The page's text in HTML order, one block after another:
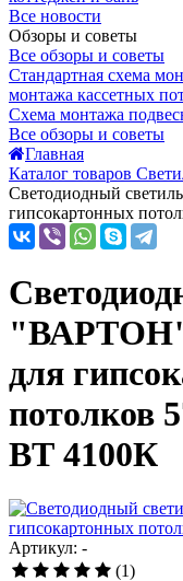
Все новости
Обзоры и советы
Все обзоры и советы
Стандартная схема
монтажа кассетных
Схема монтажа
Все обзоры и советы
Главная
Каталог товаров
Светодиодный
гипсокартонных
"ВАРТОН"
для
потолков
ВТ 4100К
Артикул: -
(1)